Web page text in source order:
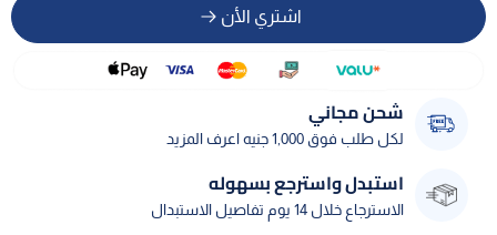
اشتري الأن
شحن مجاني
لكل طلب فوق 1,000 جنيه اعرف المزيد
استبدل واسترجع بسهوله
الاسترجاع خلال 14 يوم تفاصيل الاستبدال